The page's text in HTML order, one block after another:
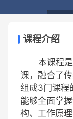
课程介绍
本课程是
课，融合了
组成3门课程
能够全面掌
构、工作原